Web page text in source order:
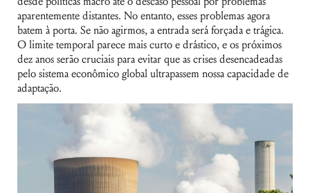
aparentemente distantes. No entanto, esses problemas agora
batem à porta. Se não agirmos, a entrada será forçada e trágica.
O limite temporal parece mais curto e drástico, e os próximos
dez anos serão cruciais para evitar que as crises desencadeadas
pelo sistema econômico global ultrapassem nossa capacidade de
adaptação.